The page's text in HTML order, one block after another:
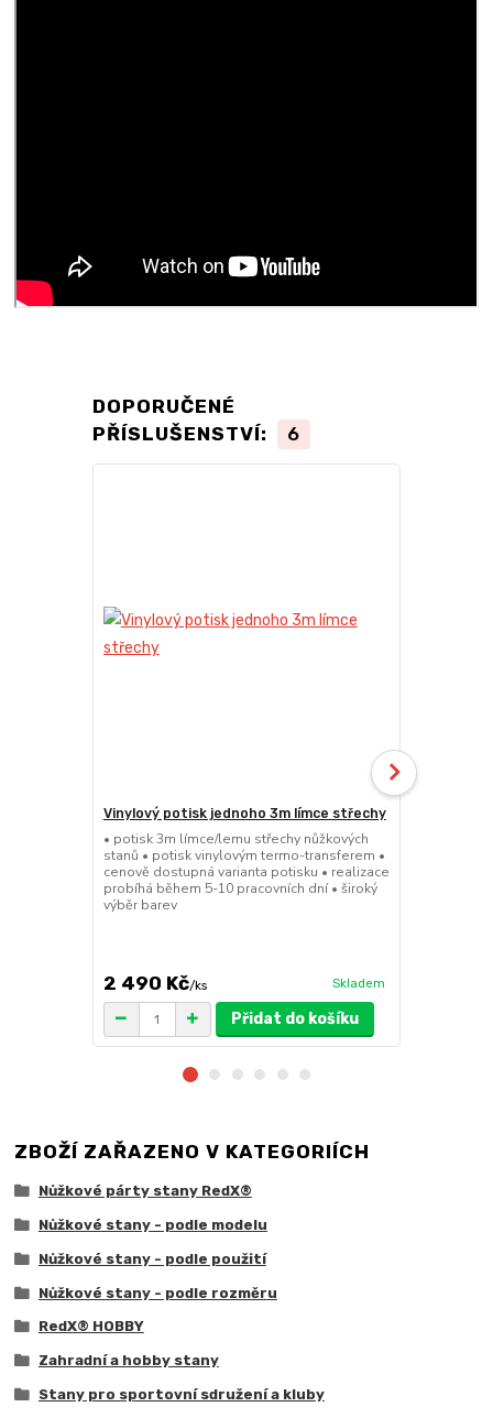
DOPORUČENÉ
PŘÍSLUŠENSTVÍ:
6
Vinylový potisk jednoho 3m límce střechy
• potisk 3m límce/lemu střechy nůžkových
stanů • potisk vinylovým termo-transferem •
cenově dostupná varianta potisku • realizace
probíhá během 5-10 pracovních dní • široký
výběr barev
2 490 Kč/ks Skladem
Přidat do košíku
ZBOŽÍ ZAŘAZENO V KATEGORIÍCH
Nůžkové párty stany RedX®
Nůžkové stany - podle modelu
Nůžkové stany - podle použití
Nůžkové stany - podle rozměru
RedX® HOBBY
Zahradní a hobby stany
Stany pro sportovní sdružení a kluby